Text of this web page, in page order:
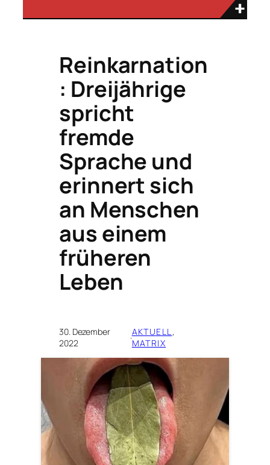
Reinkarnation
: Dreijährige
spricht
fremde
Sprache und
erinnert sich
an Menschen
aus einem
früheren
Leben
30. Dezember
2022
·AKTUELL
MATRIX